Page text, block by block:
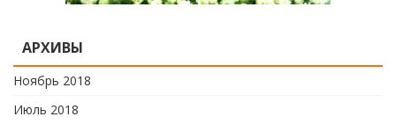
АРХИВЫ
Ноябрь 2018
Июль 2018